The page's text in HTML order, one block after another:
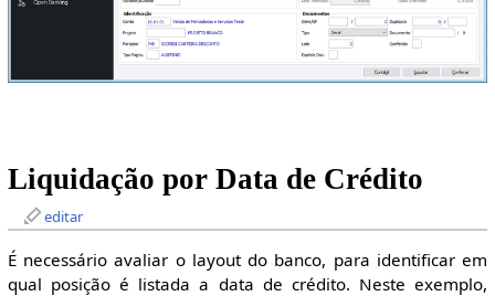
Liquidação por Data de Crédito
editar
É necessário avaliar o layout do banco, para identificar em
qual posição é listada a data de crédito. Neste exemplo,